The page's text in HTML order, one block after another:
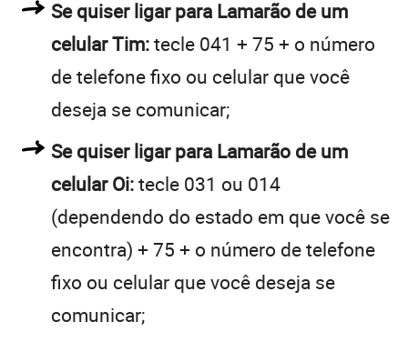
Se quiser ligar para Lamarão de um
celular Tim:tecle 041 + 75 + o número
de telefone fixo ou celular que você
deseja se comunicar;
Se quiser ligar para Lamarão de um
celular Oi:tecle 031 ou 014
(dependendo do estado em que você se
encontra) + 75 + o número de telefone
fixo ou celular que você deseja se
comunicar;